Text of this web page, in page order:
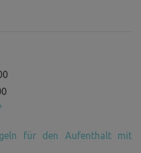
für den Aufenthalt mit